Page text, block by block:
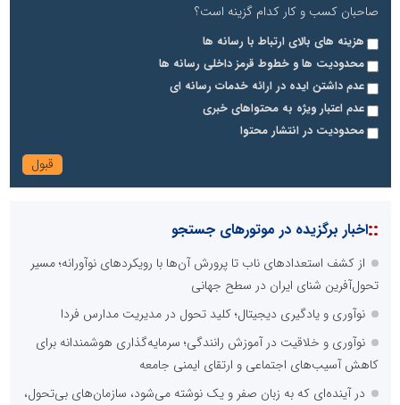
صاحبان کسب و کار کدام گزینه است؟
هزینه های بالای ارتباط با رسانه ها
محدودیت ها و خطوط قرمز داخلی رسانه ها
عدم داشتن ایده در ارائه خدمات رسانه ای
عدم اعتبار ویژه به محتواهای خبری
محدودیت در انتشار محتوا
::اخبار برگزیده در موتورهای جستجو
از کشف استعدادهای ناب تا پرورش آن‌ها با رویکردهای نوآورانه؛ مسیر
تحول‌آفرین شنای ایران در سطح جهانی
نوآوری و یادگیری دیجیتال؛ کلید تحول در مدیریت مدارس فردا
نوآوری و خلاقیت در آموزش رانندگی؛ سرمایه‌گذاری هوشمندانه برای
کاهش آسیب‌های اجتماعی و ارتقای ایمنی جامعه
در آینده‌ای که به زبان صفر و یک نوشته می‌شود، سازمان‌های بی‌تحول،